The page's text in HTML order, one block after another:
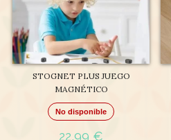
STOGNET PLUS JUEGO
MAGNÉTICO
No disponible
22,99 €